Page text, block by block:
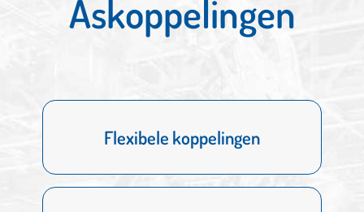
Askoppelingen
Flexibele koppelingen
MEER